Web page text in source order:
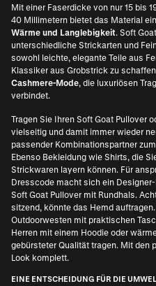
Mit einer Faserdicke von nur 15 bis
40 Millimetern bietet das Material
Wärme und Langlebigkeit. Soft
unterschiedliche Strickarten und
sowohl leichte, elegante Teile aus
Klassiker aus Grobstrick zu
Cashmere-Mode, die luxuriösen
verbindet.
Tragen Sie Ihren Soft Goat Pullover
vielseitig und damit immer wieder
passender Kombinationspartner
Ebenso Bekleidung wie Shirts, die
Strickwaren layern können. Für
Dresscode macht sich ein
Soft Goat Pullover mit Rundhals.
sitzend, könnte das Hemd
Outdoorwesten mit praktischen
Herren mit einem Hoodie oder
gebürsteter Qualität tragen. Mit den
Look komplett.
EINE ENTSCHEIDUNG FÜR DIE